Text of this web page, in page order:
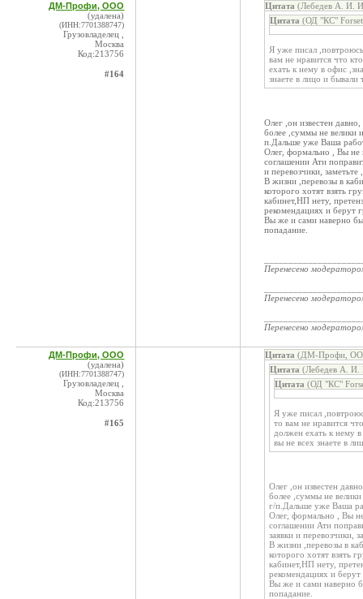
ДМ-Профи, ООО
(удалена)
(ИНН:7701388747)
Грузовладелец ,
Москва
Код:213756
#164
Цитата (Лебедев А. И.
Цитата (ОД "КС"
Я уже писал
вам не нравится что
ехать к нему в офис
знаете в лицо и бывали
Олег ,он известен
более ,суммы не велики
п.Дальше уже Ваша
Олег, формально , Вы не
соглашении Ати
и перевозчики,
В жизни ,перевозы в
которого хотят взять
кабинет,НП нету,
рекомендациях и берут
Вы же и сами наверно
попадание.
Перенесено
Перенесено
Перенесено
ДМ-Профи, ООО
(удалена)
(ИНН:7701388747)
Грузовладелец ,
Москва
Код:213756
#165
Цитата (ДМ-Профи,
Цитата (Лебедев А. И.
Цитата (ОД "КС"
Я уже писал
то вам не нравится
должен ехать к нему
вы не всех знаете в
Олег ,он известен
более ,суммы не
г/п.Дальше уже Ваша
Олег, формально , Вы
соглашении Ати
заявки и перевозчики,
В жизни ,перевозы в
которого хотят взять
кабинет,НП нету,
рекомендациях и берут
Вы же и сами наверно
попадание.